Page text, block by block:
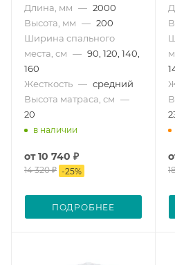
Длина, мм — 2000
Высота, мм — 200
Ширина спального
места, см — 90, 120, 140,
160
Жесткость — средний
Высота матраса, см —
20
в наличии
от10 740 ₽
14 320 ₽ -25%
ПОДРОБНЕЕ